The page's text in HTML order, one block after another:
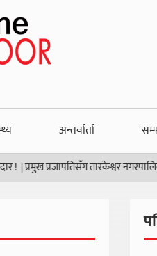
अन्तर्वार्ता
प्रजापतिसँग तारकेश्वर नगरपालिकाका